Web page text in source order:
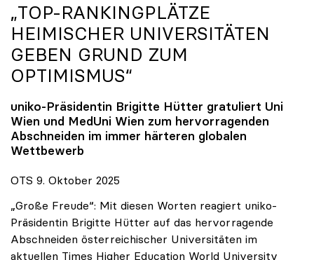
„TOP-RANKINGPLÄTZE
HEIMISCHER UNIVERSITÄTEN
GEBEN GRUND ZUM
OPTIMISMUS“
uniko-Präsidentin Brigitte Hütter gratuliert Uni
Wien und MedUni Wien zum hervorragenden
Abschneiden im immer härteren globalen
Wettbewerb
OTS 9. Oktober 2025
„Große Freude“: Mit diesen Worten reagiert uniko-
Präsidentin Brigitte Hütter auf das hervorragende
Abschneiden österreichischer Universitäten im
aktuellen Times Higher Education World University